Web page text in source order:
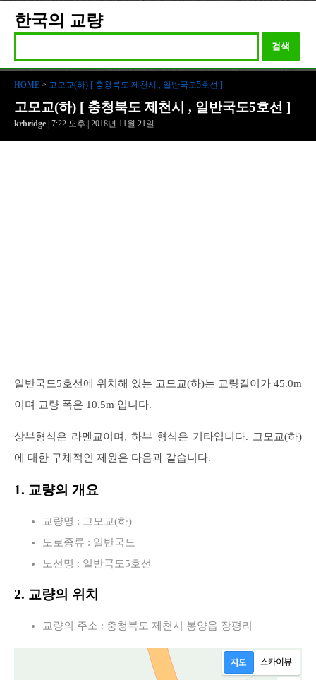
한국의 교량
검색
HOME > 고모교(하) [ 충청북도 제천시 , 일반국도5호선 ]
고모교(하) [ 충청북도 제천시 , 일반국도5호선 ]
krbridge | 7:22 오후 | 2018년 11월 21일
일반국도5호선에 위치해 있는 고모교(하)는 교량길이가 45.0m
이며 교량 폭은 10.5m 입니다.
상부형식은 라멘교이며, 하부 형식은 기타입니다. 고모교(하)
에 대한 구체적인 제원은 다음과 같습니다.
1. 교량의 개요
교량명 : 고모교(하)
도로종류 : 일반국도
노선명 : 일반국도5호선
2. 교량의 위치
교량의 주소 : 충청북도 제천시 봉양읍 장평리